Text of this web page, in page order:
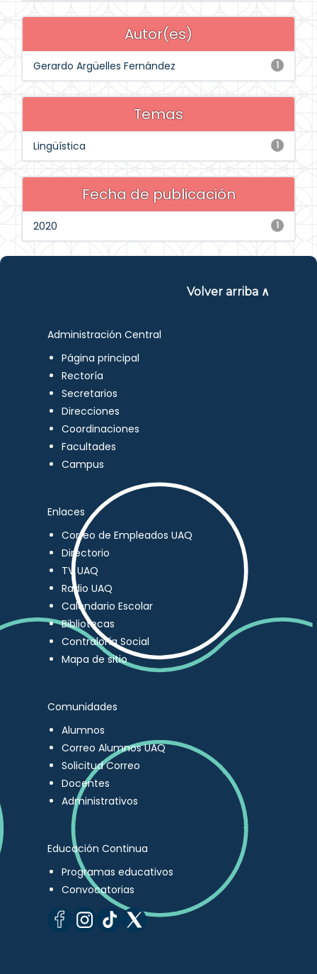
Autor(es)
1
Gerardo Argüelles Fernández
Temas
1
Lingüística
Fecha de publicación
1
2020
Volver arriba ∧
Administración Central
Página principal
Rectoría
Secretarios
Direcciones
Coordinaciones
Facultades
Campus
Enlaces
Correo de Empleados UAQ
Directorio
TV UAQ
Radio UAQ
Calendario Escolar
Bibliotecas
Contraloría Social
Mapa de sitio
Comunidades
Alumnos
Correo Alumnos UAQ
Solicitud Correo
Docentes
Administrativos
Educación Continua
Programas educativos
Convocatorias